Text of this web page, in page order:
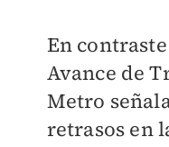
En
Avance de
Metro
retrasos en